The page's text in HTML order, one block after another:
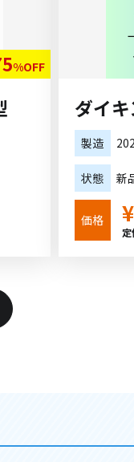
%OFF
ダイ
製造
状態 新
価格